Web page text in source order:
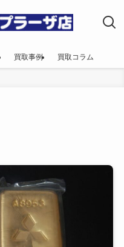
買取事例 買取コラム